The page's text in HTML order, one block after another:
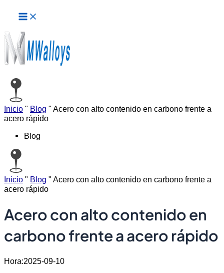
contenido
principal
Inicio " Blog " Acero con alto contenido en carbono frente a
acero rápido
Blog
Inicio " Blog " Acero con alto contenido en carbono frente a
acero rápido
Acero con alto contenido en
carbono frente a acero rápido
Hora:2025-09-10